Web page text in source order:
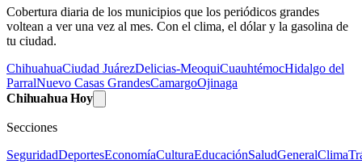
Cobertura diaria de los municipios que los periódicos grandes
voltean a ver una vez al mes. Con el clima, el dólar y la gasolina de
tu ciudad.
ChihuahuaCiudad JuárezDelicias-MeoquiCuauhtémocHidalgo del
ParralNuevo Casas GrandesCamargoOjinaga
Chihuahua Hoy
Secciones
SeguridadDeportesEconomíaCulturaEducaciónSaludGeneralClima